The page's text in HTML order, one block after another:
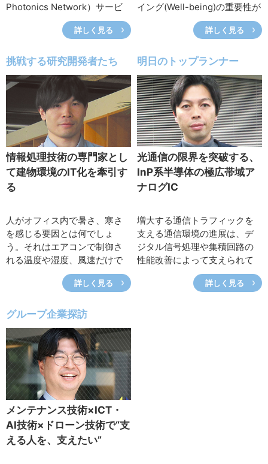
Photonics Network）サービ
ス開始に続き、コンピューテ
ィング領域へ進展していく。
ンセンタ（IIC）は、IOWN 光
コンピューティングを社会実
装していくために、
DCI（Data-Centric-
Infrastructure）のマルチベン
ダ化やAPNの普及拡大をめざ
した技術開発などを行ってい
る。本特集ではIICに属する各
センタの取り組みを紹介す
る。
詳しく見る
イング(Well-being)の重要性が
高まっています。また、技術
の急速な発展や社会情勢の劇
ない時代では、多様な価値や
急転する状況に合わせていく
柔軟な思考力や行動力を持
ち、皆で道筋をつくり調整し
ながら目標に向かい進んでい
くことが必要です。NTTコミ
ュニケーション科学基礎研究
所の渡邊淳司上席特別研究員
は学校教育や企業活動におけ
る実践の場でウェルビーイン
グ・コンピテンシーを身に付
な手法を提案、展開していま
す。今回は、最近、特に注力
している領域や自身の研究ス
タイルについて伺いました。
詳しく見る
挑戦する研究開発者たち
情報処理技術の専門家とし
て建物環境のIT化を牽引す
る
人がオフィス内で暑さ、寒さ
を感じる要因とは何でしょ
う。それはエアコンで制御さ
れる温度や湿度、風速だけで
はありません。人が身に付け
ている衣服の着衣量や人自身
ます。NTTファシリティーズ
の中満達也氏は、AI（人工知
能）に基づいた空調制御技術
で建物の省エネルギー化に取
り組むとともに、オフィス在
室者が感じる快適性の定量化
についても情報処理技術の切
り口から挑んでいる、建物IT分
野のスペシャリストです。今
回、最新の検証状況に加え、
建物の設計・維持管理を本業
詳しく見る
明日のトップランナー
光通信の限界を突破する、
InP系半導体の極広帯域ア
ナログIC
増大する通信トラフィックを
支える通信環境の進展は、デ
ジタル信号処理や集積回路の
性能改善によって支えられて
きました。しかし昨今、ハー
ドウェア性能の制約で抜本的
詳しく見る
グループ企業探訪
メンテナンス技術×ICT・
AI技術×ドローン技術で“支
える人を、支えたい”